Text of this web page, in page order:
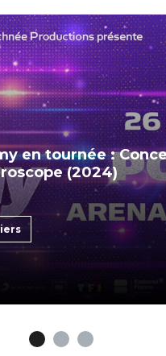
en tournée :
(2024)